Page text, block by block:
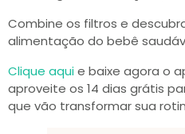
Combine os filtros e
alimentação do bebê
Clique aquie baixe agora o
aproveite os 14 dias grátis
que vão transformar sua